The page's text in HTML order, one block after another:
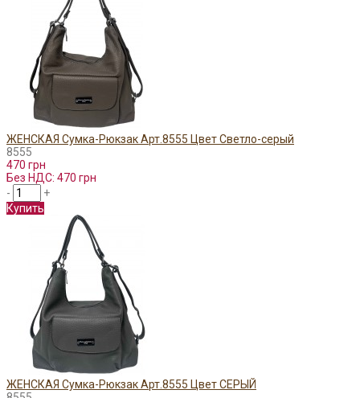
ЖЕНСКАЯ Сумка-Рюкзак Арт.8555 Цвет Светло-серый
8555
470 грн
Без НДС: 470 грн
-
+
Купить
ЖЕНСКАЯ Сумка-Рюкзак Арт.8555 Цвет СЕРЫЙ